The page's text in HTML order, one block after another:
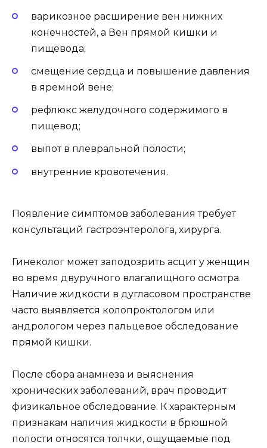
варикозное расширение вен нижних
конечностей, а Вен прямой кишки и
пищевода;
смещение сердца и повышение давления
в яремной вене;
рефлюкс желудочного содержимого в
пищевод;
выпот в плевральной полости;
внутренние кровотечения.
Появление симптомов заболевания требует
консультаций гастроэнтеролога, хирурга.
Гинеколог может заподозрить асцит у женщин
во время двуручного влагалищного осмотра.
Наличие жидкости в дугласовом пространстве
часто выявляется колопроктологом или
андрологом через пальцевое обследование
прямой кишки.
После сбора анамнеза и выяснения
хронических заболеваний, врач проводит
физикальное обследование. К характерным
признакам наличия жидкости в брюшной
полости относятся толчки, ощущаемые под